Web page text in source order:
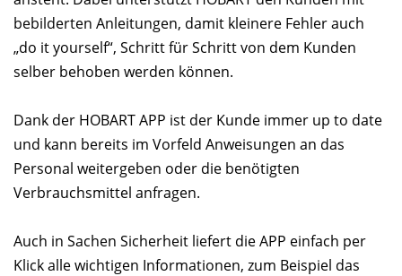
bebilderten Anleitungen, damit kleinere Fehler auch
„do it yourself“, Schritt für Schritt von dem Kunden
selber behoben werden können.
Dank der HOBART APP ist der Kunde immer up to date
und kann bereits im Vorfeld Anweisungen an das
Personal weitergeben oder die benötigten
Verbrauchsmittel anfragen.
Auch in Sachen Sicherheit liefert die APP einfach per
Klick alle wichtigen Informationen, zum Beispiel das